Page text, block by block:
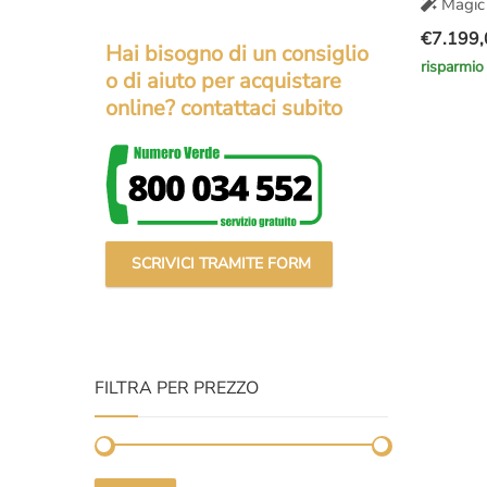
Il
prezzo
€
Il
prezzo
risparmio
Hai bisogno di un consiglio
o di aiuto per acquistare
online? contattaci subito
SCRIVICI TRAMITE FORM
FILTRA PER PREZZO